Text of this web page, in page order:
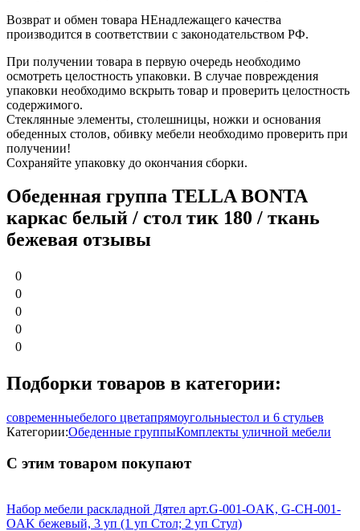
Возврат и обмен товара НЕнадлежащего качества
производится в соответствии с законодательством РФ.
При получении товара в первую очередь необходимо
осмотреть целостность упаковки. В случае повреждения
упаковки необходимо вскрыть товар и проверить целостность
содержимого.
Стеклянные элементы, столешницы, ножки и основания
обеденных столов, обивку мебели необходимо проверить при
получении!
Сохраняйте упаковку до окончания сборки.
Обеденная группа TELLA BONTA
каркас белый / стол тик 180 / ткань
бежевая отзывы
0
0
0
0
0
Подборки товаров в категории:
современныебелого цветапрямоугольныестол и 6 стульев
Категории:Обеденные группыКомплекты уличной мебели
С этим товаром покупают
Набор мебели раскладной Дятел арт.G-001-OAK, G-СH-001-
OAK бежевый, 3 уп (1 уп Стол; 2 уп Стул)